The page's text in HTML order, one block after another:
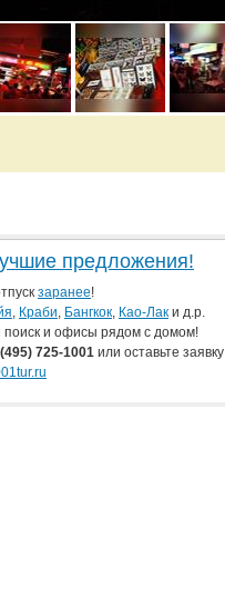
предложения!
заранее!
, Краби, Бангкок, Као-Лак и д.р.
и офисы рядом с домом!
(495) 725-1001 или оставьте заявку